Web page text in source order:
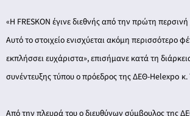
«Η FRESKON έγινε διεθνής από την πρώτη
Αυτό το στοιχείο ενισχύεται ακόμη περισσότερο
εκπλήσσει ευχάριστα», επισήμανε κατά τη
συνέντευξης τύπου ο πρόεδρος της ΔΕΘ-Helexpo
Από την πλευρά του ο διευθύνων σύμβουλος της